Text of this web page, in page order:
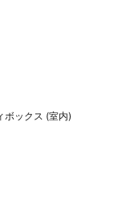
ボックス (室内)